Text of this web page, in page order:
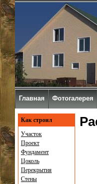
Как строил
Участок
Проект
Фундамент
Цоколь
Перекрытия
Стены
Главная Фотогалерея